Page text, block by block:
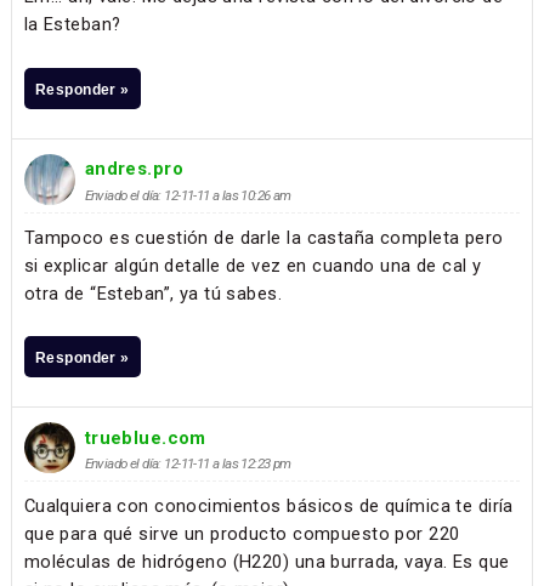
la Esteban?
Responder »
andres.pro
Enviado el día: 12-11-11 a las 10:26 am
Tampoco es cuestión de darle la castaña completa pero
si explicar algún detalle de vez en cuando una de cal y
otra de “Esteban”, ya tú sabes.
Responder »
trueblue.com
Enviado el día: 12-11-11 a las 12:23 pm
Cualquiera con conocimientos básicos de química te diría
que para qué sirve un producto compuesto por 220
moléculas de hidrógeno (H220) una burrada, vaya. Es que